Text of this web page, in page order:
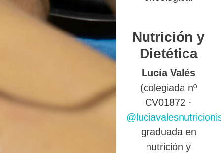
Nutrición y
Dietética
Lucía Valés
(colegiada nº
CV01872 ·
graduada en
nutrición y